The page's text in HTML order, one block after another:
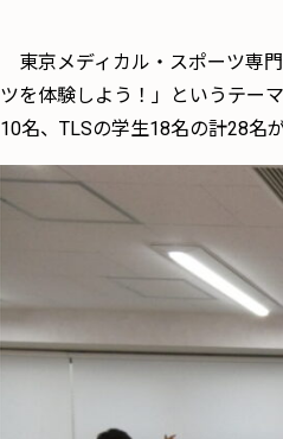
東京メディカル・スポーツ専
ツを体験しよう！」というテー
10名、TLSの学生18名の計28名